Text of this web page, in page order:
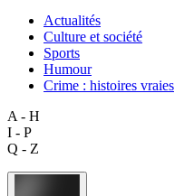
Actualités
Culture et société
Sports
Humour
Crime : histoires vraies
A - H
I - P
Q - Z